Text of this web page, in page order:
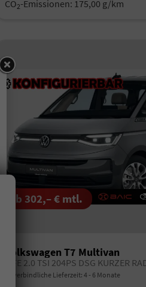
CO2-Emissionen: 175,00 g/km
ab 302,– € mtl.
Volkswagen T7 Multivan
unverbindliche Lieferzeit: 4 - 6 Monate